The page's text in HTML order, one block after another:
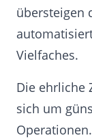
übersteigen
Vielfaches.
Die ehrliche
sich um
Operationen.